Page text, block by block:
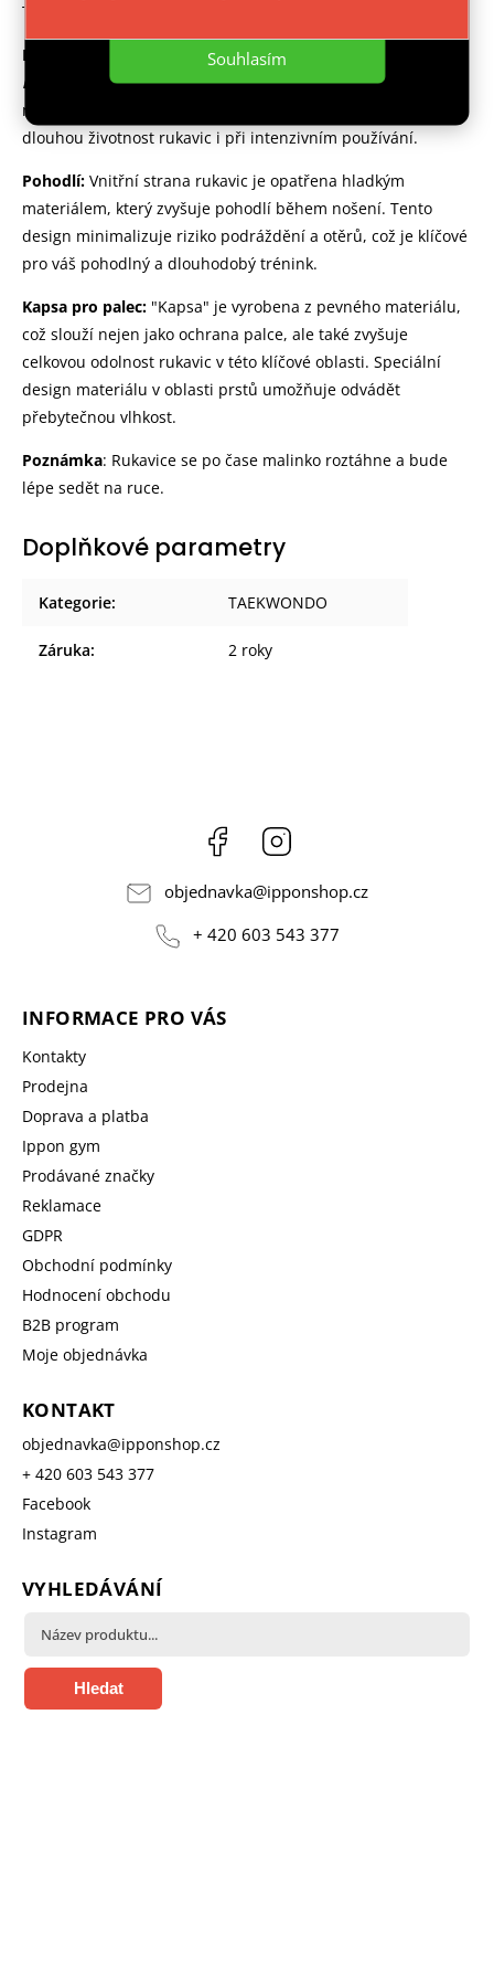
Souhlasím
Taekwondu ITF.
Materiál: Rukavice jsou vyrobeny z kvalitního
materiálu
, který imituje vlastnosti pravé kůže. Materiál je
navržen tak, aby poskytoval vysokou trvanlivost, což zajišťuje
dlouhou životnost rukavic i při intenzivním používání.
Pohodlí: Vnitřní strana rukavic je opatřena hladkým
materiálem, který zvyšuje pohodlí během nošení. Tento
design minimalizuje riziko podráždění a otěrů, což je klíčové
pro váš pohodlný a dlouhodobý trénink.
Kapsa pro palec: "Kapsa" je vyrobena z pevného materiálu,
což slouží nejen jako ochrana palce, ale také zvyšuje
celkovou odolnost rukavic v této klíčové oblasti. Speciální
design materiálu v oblasti prstů umožňuje odvádět
přebytečnou vlhkost.
Poznámka: Rukavice se po čase malinko roztáhne a bude
lépe sedět na ruce.
Doplňkové parametry
Kategorie: TAEKWONDO
Záruka: 2 roky
Facebook
objednavka@ipponshop.cz
+ 420 603 543 377
INFORMACE PRO VÁS
Kontakty
Prodejna
Doprava a platba
Ippon gym
Prodávané značky
Reklamace
GDPR
Obchodní podmínky
Hodnocení obchodu
B2B program
Moje objednávka
KONTAKT
objednavka@ipponshop.cz
+ 420 603 543 377
Facebook
Instagram
VYHLEDÁVÁNÍ
Hledat